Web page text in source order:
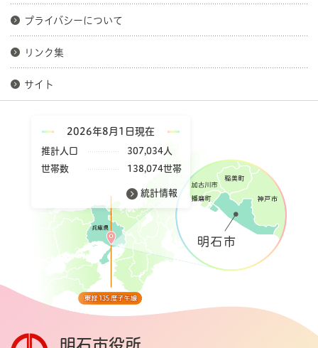
プライバシーについて
リンク集
サイト
2026年8月1日現在
推計人口
307,034人
世帯数
138,074世帯
統計情報